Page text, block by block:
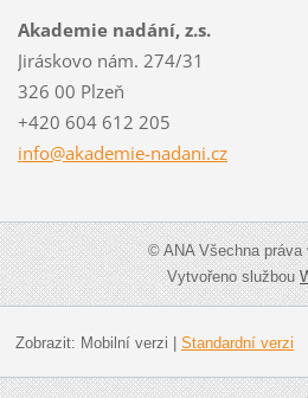
Akademie nadání, z.s.
Jiráskovo nám. 274/31
326 00 Plzeň
+420 604 612 205
info@akademie-nadani.cz
© ANA Všechna práva
Vytvořeno službou
Zobrazit: Mobilní verzi Standardní verzi